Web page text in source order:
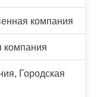
компания
компания
Городская